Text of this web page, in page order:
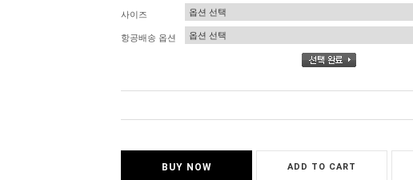
사이즈
항공배송 옵션
BUY NOW ADD TO CART